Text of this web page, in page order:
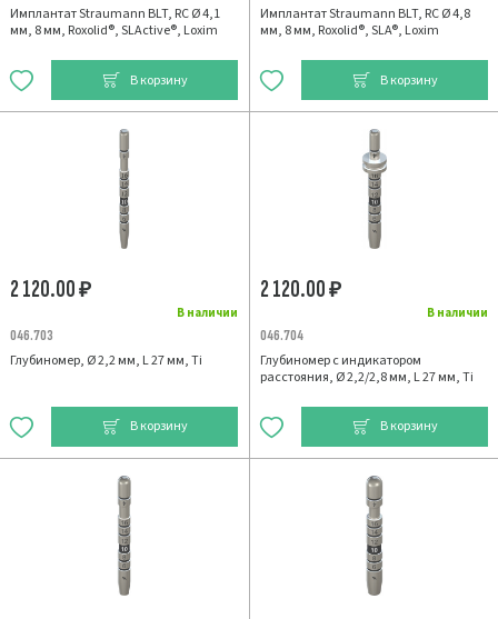
Имплантат Straumann BLT, RC Ø 4,1
мм, 8 мм, Roxolid®, SLActive®, Loxim
В корзину
Имплантат Straumann BLT, RC Ø 4,8
мм, 8 мм, Roxolid®, SLA®, Loxim
В корзину
В наличии
2 120.00₽
046.703
Глубиномер, Ø 2,2 мм, L 27 мм, Ti
В корзину
В наличии
2 120.00₽
046.704
Глубиномер с индикатором
расстояния, Ø 2,2/2,8 мм, L 27 мм, Ti
В корзину